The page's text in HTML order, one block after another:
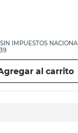
IMPUESTOS
al carrito